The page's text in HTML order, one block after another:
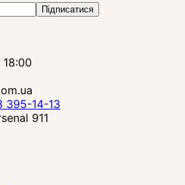
Підписатися
395-14-13
911